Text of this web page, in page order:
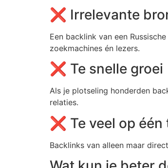
❌ Irrelevante
Een backlink van een
zoekmachines én lezers.
❌ Te snelle groei
Als je plotseling honderden
relaties.
❌ Te veel op
Backlinks van alleen maar